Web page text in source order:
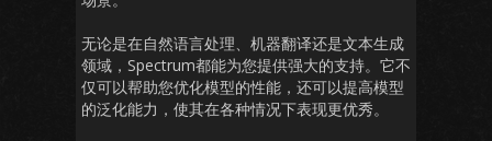
无论是在自然语言处理、机器翻译还是文本生成
领域，Spectrum都能为您提供强大的支持。它不
仅可以帮助您优化模型的性能，还可以提高模型
的泛化能力，使其在各种情况下表现更优秀。